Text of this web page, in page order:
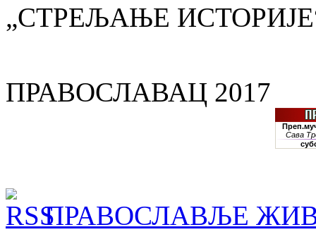
„СТРЕЉАЊЕ
ПРАВОСЛАВАЦ 2017
ПРАВОСЛАВЉЕ